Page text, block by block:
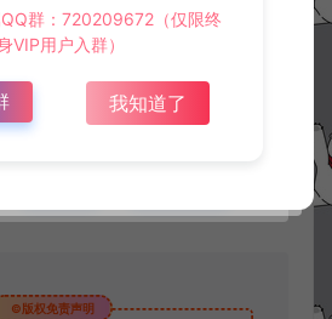
30 星钻，请先
©版权免责声明
群：720209672（仅限终
VIP用户入群）
我知道了